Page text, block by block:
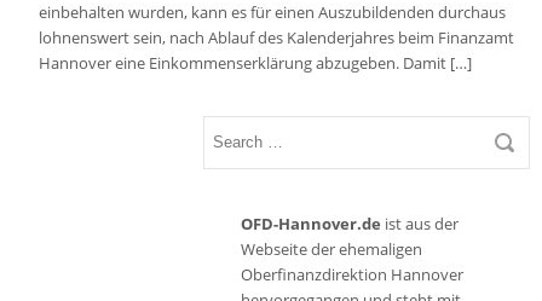
einbehalten wurden, kann es für einen Auszubildenden durchaus
lohnenswert sein, nach Ablauf des Kalenderjahres beim Finanzamt
Hannover eine Einkommenserklärung abzugeben. Damit […]
OFD-Hannover.de ist aus der
Webseite der ehemaligen
Oberfinanzdirektion Hannover